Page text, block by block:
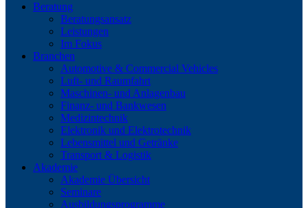
Beratung
Beratungsansatz
Leistungen
Im Fokus
Branchen
Automotive & Commercial Vehicles
Luft- und Raumfahrt
Maschinen- und Anlagenbau
Finanz- und Bankwesen
Medizintechnik
Elektronik und Elektrotechnik
Lebensmittel und Getränke
Transport & Logistik
Akademie
Akademie Übersicht
Seminare
Ausbildungsprogramme